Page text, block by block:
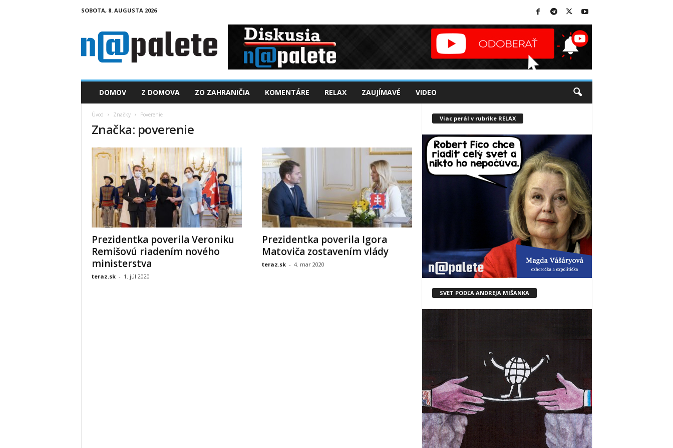
SOBOTA, 8. AUGUSTA 2026
a
DOMOV Z DOMOVA ZO ZAHRANIČIA KOMENTÁRE RELAX ZAUJÍMAVÉ VIDEO
Úvod Značky Poverenie
Značka: poverenie
Prezidentka poverila Veroniku
Remišovú riadením nového
ministerstva
teraz.sk - 1. júl 2020
Prezidentka poverila Igora
Matoviča zostavením vlády
teraz.sk - 4. mar 2020
Viac perál v rubrike RELAX
SVET PODĽA ANDREJA MIŠANKA